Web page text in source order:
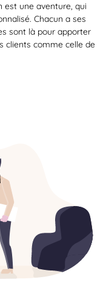
est une aventure, qui
Chacun a ses
sont là pour apporter
clients comme celle de